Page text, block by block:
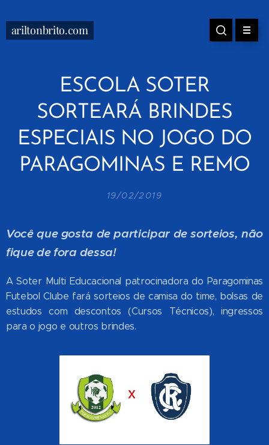
ariltonbrito.com
ESCOLA SOTER
SORTEARÁ BRINDES
ESPECIAIS NO JOGO DO
PARAGOMINAS E REMO
19/02/2019
Você que gosta de participar de sorteios, não
fique de fora dessa!
A Soter Multi Educacional patrocinadora do Paragominas
Futebol Clube fará sorteios de camisa do time, bolsas de
estudos com descontos (Cursos Técnicos), ingressos
para o jogo e outros brindes.